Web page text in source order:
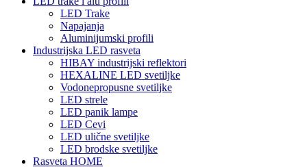
LED Trake
Napajanja
Aluminijumski profili
Industrijska LED rasveta
HIBAY industrijski reflektori
HEXALINE LED svetiljke
Vodonepropusne svetiljke
LED strele
LED panik lampe
LED Cevi
LED ulične svetiljke
LED brodske svetiljke
Rasveta HOME